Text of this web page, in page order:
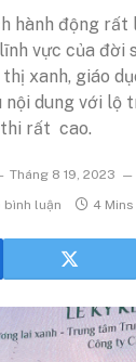
hành động rất
vực của đời
xanh, giáo
nội dung với lộ
thi rất cao.
Tháng 8 19, 2023
bình luận 4 Mins